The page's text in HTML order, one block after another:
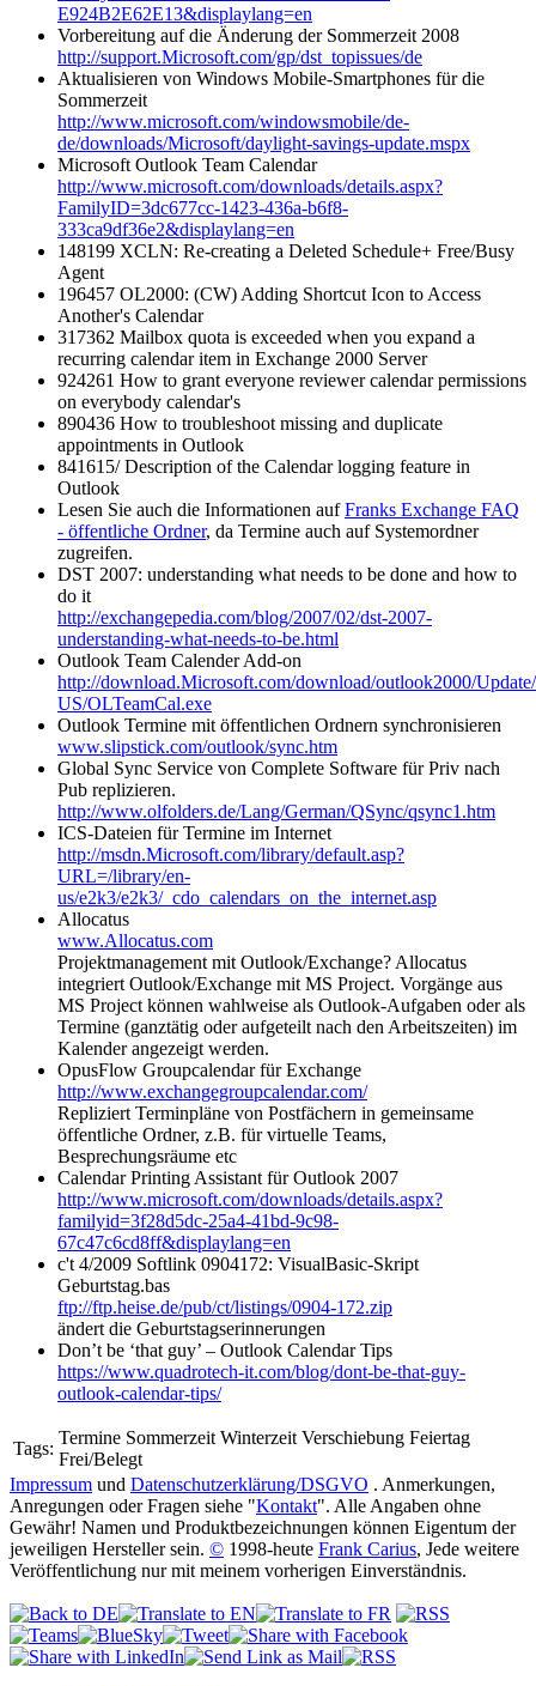
E924B2E62E13&displaylang=en
Vorbereitung auf die Änderung der Sommerzeit 2008
http://support.Microsoft.com/gp/dst_topissues/de
Aktualisieren von Windows Mobile-Smartphones für die
Sommerzeit
http://www.microsoft.com/windowsmobile/de-
de/downloads/Microsoft/daylight-savings-update.mspx
Microsoft Outlook Team Calendar
http://www.microsoft.com/downloads/details.aspx?
FamilyID=3dc677cc-1423-436a-b6f8-
333ca9df36e2&displaylang=en
148199 XCLN: Re-creating a Deleted Schedule+ Free/Busy
Agent
196457 OL2000: (CW) Adding Shortcut Icon to Access
Another's Calendar
317362 Mailbox quota is exceeded when you expand a
recurring calendar item in Exchange 2000 Server
924261 How to grant everyone reviewer calendar permissions
on everybody calendar's
890436 How to troubleshoot missing and duplicate
appointments in Outlook
841615/ Description of the Calendar logging feature in
Outlook
Lesen Sie auch die Informationen aufFranks Exchange FAQ
- öffentliche Ordner, da Termine auch auf Systemordner
zugreifen.
DST 2007: understanding what needs to be done and how to
do it
http://exchangepedia.com/blog/2007/02/dst-2007-
understanding-what-needs-to-be.html
Outlook Team Calender Add-on
http://download.Microsoft.com/download/outlook2000/
US/OLTeamCal.exe
Outlook Termine mit öffentlichen Ordnern synchronisieren
www.slipstick.com/outlook/sync.htm
Global Sync Service von Complete Software für Priv nach
Pub replizieren.
http://www.olfolders.de/Lang/German/QSync/qsync1.htm
ICS-Dateien für Termine im Internet
http://msdn.Microsoft.com/library/default.asp?
URL=/library/en-
us/e2k3/e2k3/_cdo_calendars_on_the_internet.asp
Allocatus
www.Allocatus.com
Projektmanagement mit Outlook/Exchange? Allocatus
integriert Outlook/Exchange mit MS Project. Vorgänge aus
MS Project können wahlweise als Outlook-Aufgaben oder als
Termine (ganztätig oder aufgeteilt nach den Arbeitszeiten) im
Kalender angezeigt werden.
OpusFlow Groupcalendar für Exchange
http://www.exchangegroupcalendar.com/
Repliziert Terminpläne von Postfächern in gemeinsame
öffentliche Ordner, z.B. für virtuelle Teams,
Besprechungsräume etc
Calendar Printing Assistant für Outlook 2007
http://www.microsoft.com/downloads/details.aspx?
familyid=3f28d5dc-25a4-41bd-9c98-
67c47c6cd8ff&displaylang=en
c't 4/2009 Softlink 0904172: VisualBasic-Skript
Geburtstag.bas
ftp://ftp.heise.de/pub/ct/listings/0904-172.zip
ändert die Geburtstagserinnerungen
Don’t be ‘that guy’ – Outlook Calendar Tips
https://www.quadrotech-it.com/blog/dont-be-that-guy-
outlook-calendar-tips/
Tags:
Termine Sommerzeit Winterzeit Verschiebung Feiertag
Frei/Belegt
Impressum und Datenschutzerklärung/DSGVO . Anmerkungen,
Anregungen oder Fragen siehe "Kontakt". Alle Angaben ohne
Gewähr! Namen und Produktbezeichnungen können Eigentum der
jeweiligen Hersteller sein. © 1998-heute Frank Carius, Jede weitere
Veröffentlichung nur mit meinem vorherigen Einverständnis.